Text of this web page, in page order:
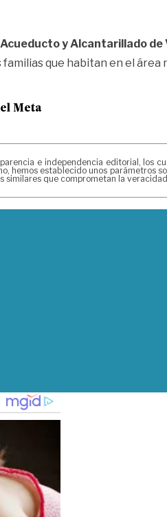
y Alcantarillado de
que habitan en el área
Meta
e independencia editorial, los
hemos establecido unos parámetros
que comprometan la